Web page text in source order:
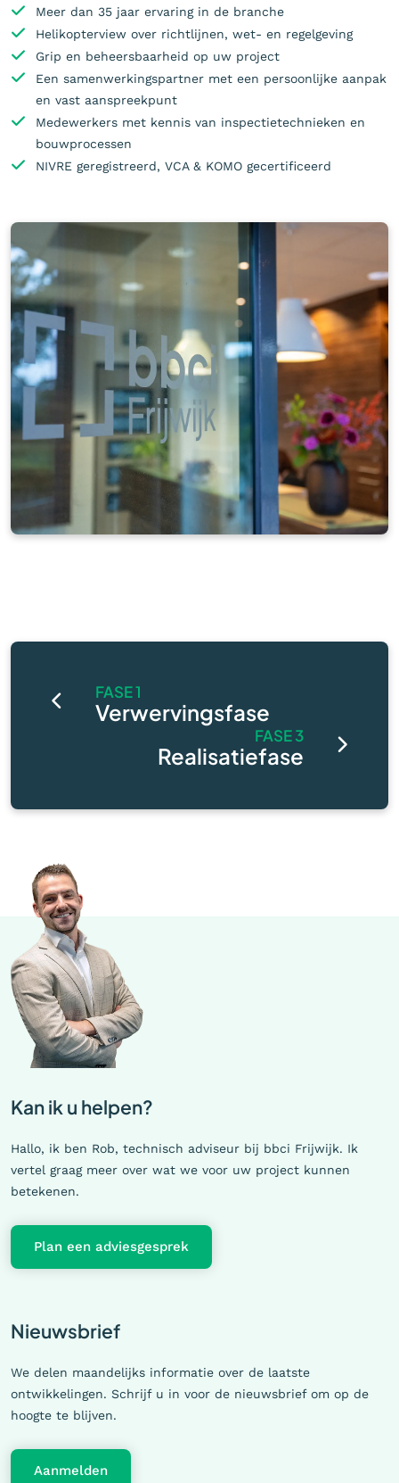
Meer dan 35 jaar ervaring in de branche
Helikopterview over richtlijnen, wet- en regelgeving
Grip en beheersbaarheid op uw project
Een samenwerkingspartner met een persoonlijke aanpak
en vast aanspreekpunt
Medewerkers met kennis van inspectietechnieken en
bouwprocessen
NIVRE geregistreerd, VCA & KOMO gecertificeerd
FASE 1
Verwervingsfase
FASE 3
Realisatiefase
Kan ik u helpen?
Hallo, ik ben Rob, technisch adviseur bij bbci Frijwijk. Ik
vertel graag meer over wat we voor uw project kunnen
betekenen.
Plan een adviesgesprek
Nieuwsbrief
We delen maandelijks informatie over de laatste
ontwikkelingen. Schrijf u in voor de nieuwsbrief om op de
hoogte te blijven.
Aanmelden